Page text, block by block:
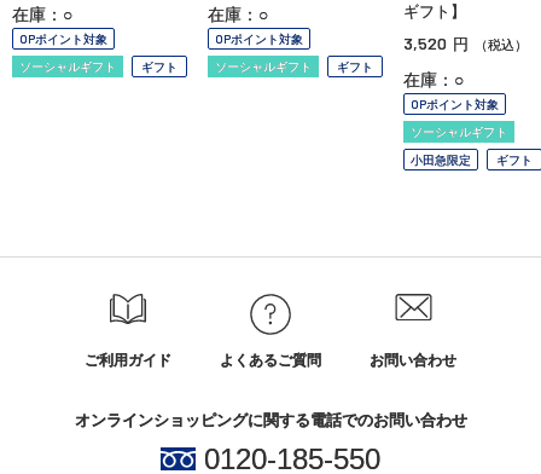
在庫：○
OPポイント対象
ソーシャルギフト
ギフト
在庫：○
OPポイント対象
ソーシャルギフト
ギフト
ギフト】
3,520 円 （税込）
在庫：○
OPポイント対象
ソーシャルギフト
小田急限定
ギフト
ご利用ガイド よくあるご質問 お問い合わせ
オンラインショッピングに関する電話でのお問い合わせ
0120-185-550